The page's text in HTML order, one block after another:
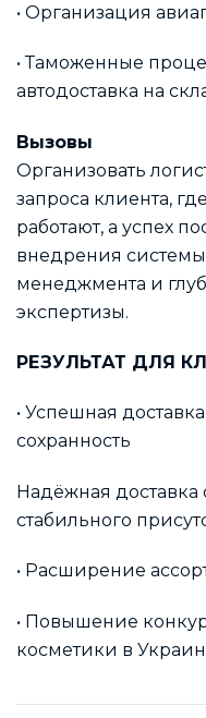
• Организация
• Таможенные
автодоставка на
Вызовы
Организовать
запроса клиента,
работают, а успех
внедрения
менеджмента и
экспертизы.
РЕЗУЛЬТАТ ДЛЯ
• Успешная
сохранность
Надёжная доставка
стабильного
• Расширение
• Повышение
косметики в